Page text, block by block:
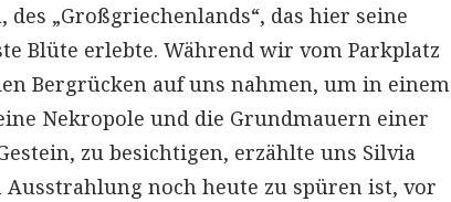
„Großgriechenlands“, das hier seine
Blüte erlebte. Während wir vom Parkplatz
Bergrücken auf uns nahmen, um in einem
Nekropole und die Grundmauern einer
zu besichtigen, erzählte uns Silvia
noch heute zu spüren ist, vor